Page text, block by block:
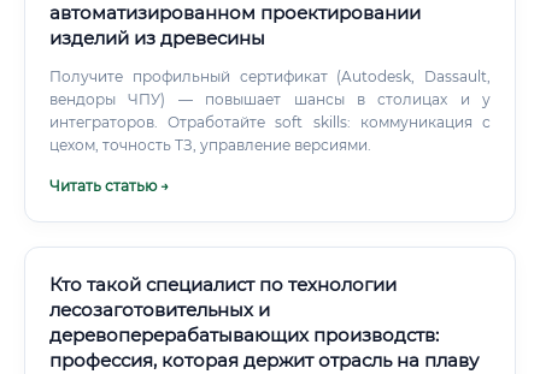
автоматизированном проектировании
изделий из древесины
Получите профильный сертификат (Autodesk, Dassault,
вендоры ЧПУ) — повышает шансы в столицах и у
интеграторов. Отработайте soft skills: коммуникация с
цехом, точность ТЗ, управление версиями.
Читать статью →
Кто такой специалист по технологии
лесозаготовительных и
деревоперерабатывающих производств:
профессия, которая держит отрасль на плаву